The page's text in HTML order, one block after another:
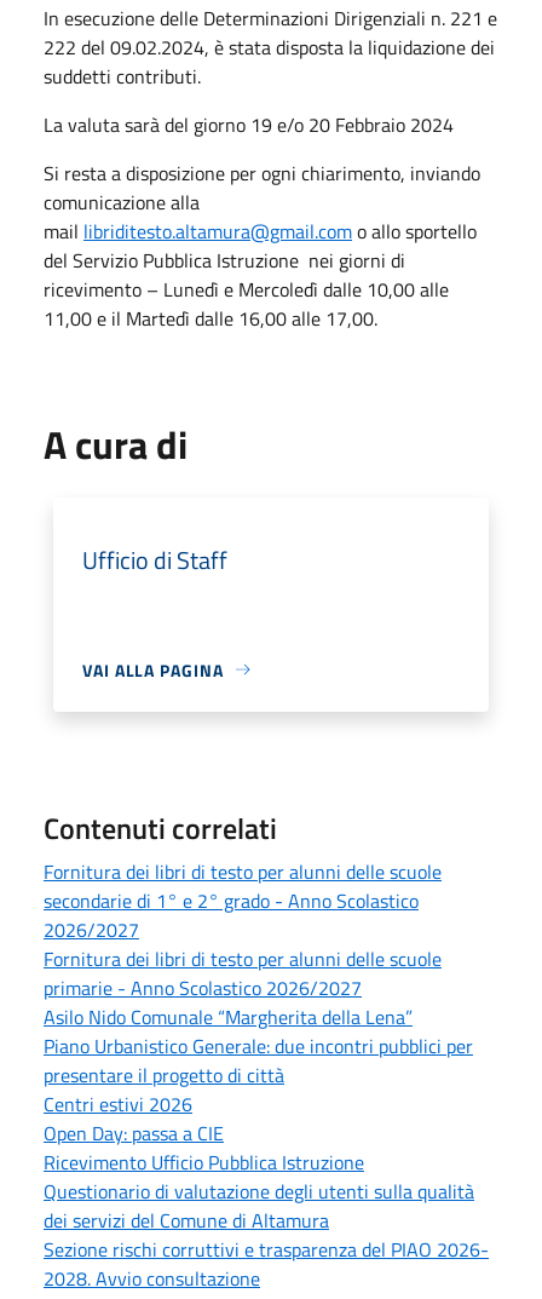
In esecuzione delle Determinazioni Dirigenziali n. 221 e
222 del 09.02.2024, è stata disposta la liquidazione dei
suddetti contributi.
La valuta sarà del giorno 19 e/o 20 Febbraio 2024
Si resta a disposizione per ogni chiarimento, inviando
comunicazione alla
mail libriditesto.altamura@gmail.como allo sportello
del Servizio Pubblica Istruzione nei giorni di
ricevimento – Lunedì e Mercoledì dalle 10,00 alle
11,00 e il Martedì dalle 16,00 alle 17,00.
A cura di
Ufficio di Staff
VAI ALLA PAGINA
Contenuti correlati
Fornitura dei libri di testo per alunni delle scuole
secondarie di 1° e 2° grado - Anno Scolastico
2026/2027
Fornitura dei libri di testo per alunni delle scuole
primarie - Anno Scolastico 2026/2027
Asilo Nido Comunale “Margherita della Lena”
Piano Urbanistico Generale: due incontri pubblici per
presentare il progetto di città
Centri estivi 2026
Open Day: passa a CIE
Ricevimento Ufficio Pubblica Istruzione
Questionario di valutazione degli utenti sulla qualità
dei servizi del Comune di Altamura
Sezione rischi corruttivi e trasparenza del PIAO 2026-
2028. Avvio consultazione